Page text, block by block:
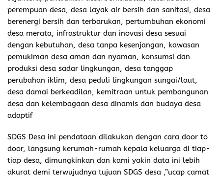
perempuan desa, desa layak air bersih dan sanitasi, desa
berenergi bersih dan terbarukan, pertumbuhan ekonomi
desa merata, infrastruktur dan inovasi desa sesuai
dengan kebutuhan, desa tanpa kesenjangan, kawasan
pemukiman desa aman dan nyaman, konsumsi dan
produksi desa sadar lingkungan, desa tanggap
perubahan iklim, desa peduli lingkungan sungai/laut,
desa damai berkeadilan, kemitraan untuk pembangunan
desa dan kelembagaan desa dinamis dan budaya desa
adaptif
SDGS Desa ini pendataan dilakukan dengan cara door to
door, langsung kerumah-rumah kepala keluarga di tiap-
tiap desa, dimungkinkan dan kami yakin data ini lebih
akurat demi terwujudnya tujuan SDGS desa ,”ucap camat